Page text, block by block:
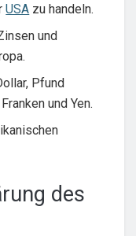
USA zu handeln.
und
Pfund
und Yen.
des